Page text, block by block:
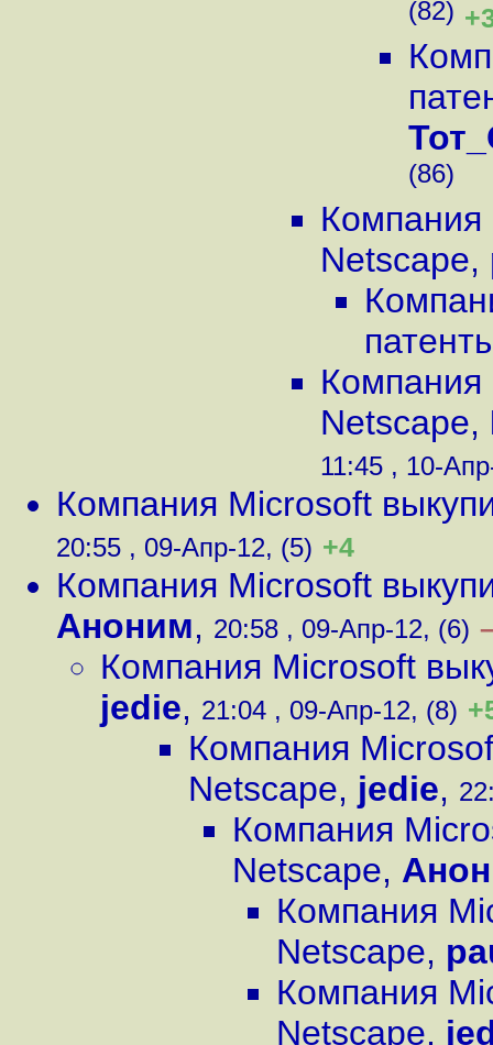
(82)
(86)
Компания
Netscape,
Компания
Netscape,
11:45 , 10-
Компания Microsoft
20:55 , 09-Апр-12, (5) +4
Компания Microsoft
Аноним, 20:58 , 09-Апр-12, (6)
Компания Microsoft
jedie, 21:04 , 09-Апр-12, (8)
Компания
Netscape, jedie,
Компания
Netscape,
Компания
Netscape,
Компания
Netscape,